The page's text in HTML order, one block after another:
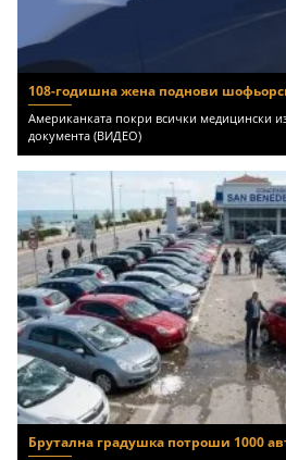
108-годишна жена поднови
Американката покри всички медицински
документа (ВИДЕО)
Брутална градушка потроши 1000